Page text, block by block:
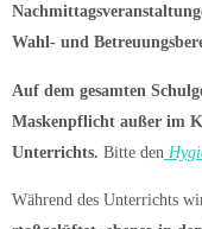
Wahl- und
Auf dem gesamten
Maskenpflicht außer im
Unterrichts. Bitte den
Während des Unterrichts